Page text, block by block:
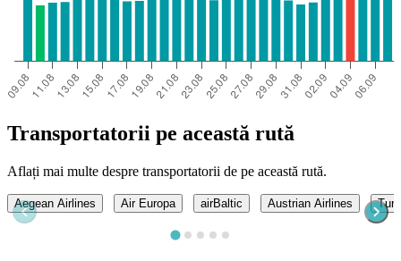
Transportatorii pe această rută
Aflați mai multe despre transportatorii de pe această rută.
Aegean Airlines Air Europa airBaltic Austrian Airlines